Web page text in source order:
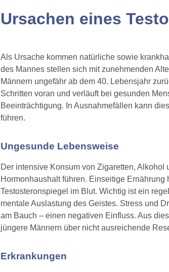
Ursachen eines
Als Ursache kommen natürliche sowie
des Mannes stellen sich mit zunehmenden
Männern ungefähr ab dem 40. Lebensjahr
Schritten voran und verläuft bei gesunden
Beeinträchtigung. In Ausnahmefällen kann
führen.
Ungesunde Lebensweise
Der intensive Konsum von Zigaretten,
Hormonhaushalt führen. Einseitige
Testosteronspiegel im Blut. Wichtig ist ein
mentale Auslastung des Geistes. Stress und
am Bauch – einen negativen Einfluss. Aus
jüngere Männern über nicht ausreichende
Erkrankungen